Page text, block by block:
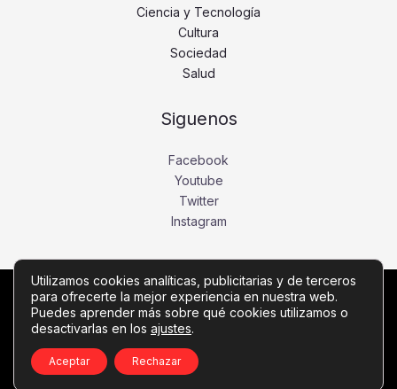
Ciencia y Tecnología
Cultura
Sociedad
Salud
Siguenos
Facebook
Youtube
Twitter
Instagram
Copyright © Todos los derechos reservados -
fronteranoticias.com
Política de privacidad-Política de cookies
Utilizamos cookies analíticas, publicitarias y de terceros
para ofrecerte la mejor experiencia en nuestra web.
Puedes aprender más sobre qué cookies utilizamos o
desactivarlas en los ajustes.
Aceptar Rechazar